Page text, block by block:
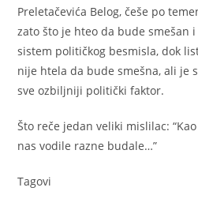
Preletačevića Belog, češe po
zato što je hteo da bude smešan
sistem političkog besmisla, dok
nije htela da bude smešna, ali je
sve ozbiljniji politički faktor.
Što reče jedan veliki mislilac:
nas vodile razne budale…”
Tagovi